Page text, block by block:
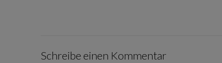
Schreibe einen Kommentar